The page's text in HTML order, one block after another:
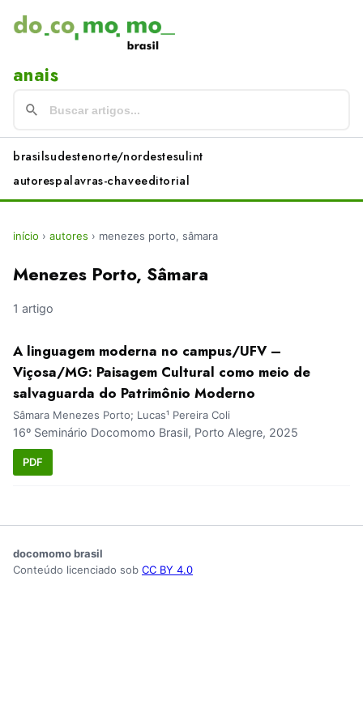
anais
brasilsudestenorte/nordestesulint
autorespalavras-chaveeditorial
início › autores › menezes porto, sâmara
Menezes Porto, Sâmara
1 artigo
A linguagem moderna no campus/UFV –
Viçosa/MG: Paisagem Cultural como meio de
salvaguarda do Patrimônio Moderno
Sâmara Menezes Porto; Lucas¹ Pereira Coli
16º Seminário Docomomo Brasil, Porto Alegre, 2025
PDF
docomomo brasil
Conteúdo licenciado sob CC BY 4.0